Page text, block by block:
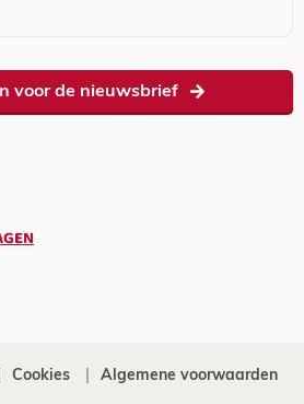
voor de nieuwsbrief
Cookies Algemene voorwaarden